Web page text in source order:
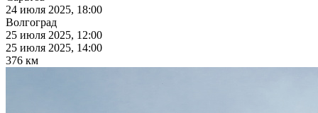
24 июля 2025, 18:00
Волгоград
25 июля 2025, 12:00
25 июля 2025, 14:00
376 км